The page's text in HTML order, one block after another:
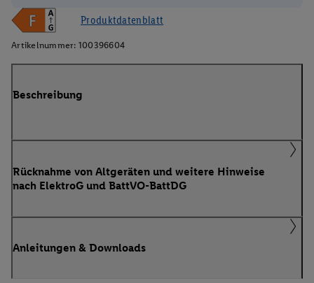
Produktdatenblatt
Artikelnummer: 100396604
Beschreibung
Rücknahme von Altgeräten und weitere Hinweise
nach ElektroG und BattVO-BattDG
Anleitungen & Downloads